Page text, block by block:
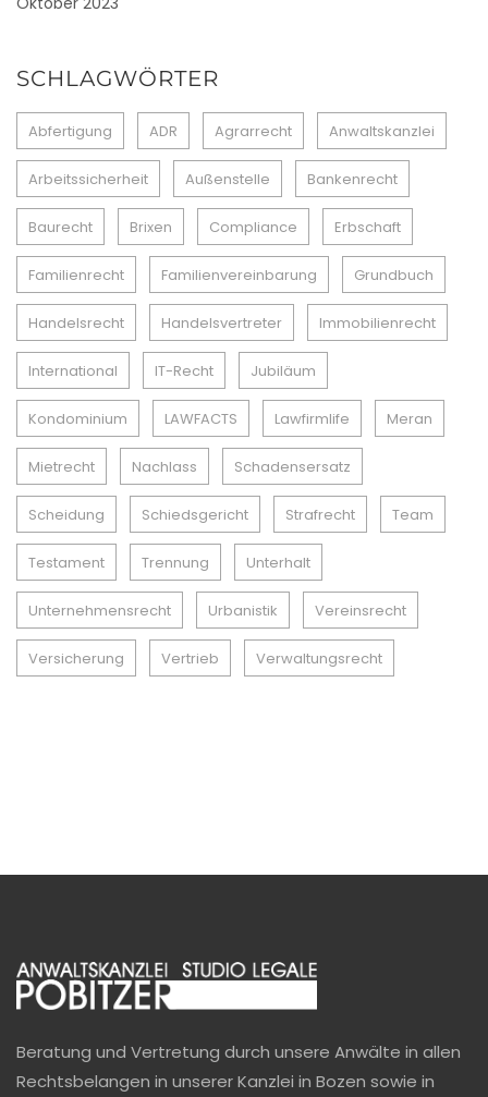
SCHLAGWÖRTER
Abfertigung ADR Agrarrecht Anwaltskanzlei
Arbeitssicherheit Außenstelle Bankenrecht
Baurecht Brixen Compliance Erbschaft
Familienrecht Familienvereinbarung Grundbuch
Handelsrecht Handelsvertreter Immobilienrecht
International IT-Recht Jubiläum
Kondominium LAWFACTS Lawfirmlife Meran
Mietrecht Nachlass Schadensersatz
Scheidung Schiedsgericht Strafrecht Team
Testament Trennung Unterhalt
Unternehmensrecht Urbanistik Vereinsrecht
Versicherung Vertrieb Verwaltungsrecht
Beratung und Vertretung durch unsere Anwälte in allen
Rechtsbelangen in unserer Kanzlei in Bozen sowie in